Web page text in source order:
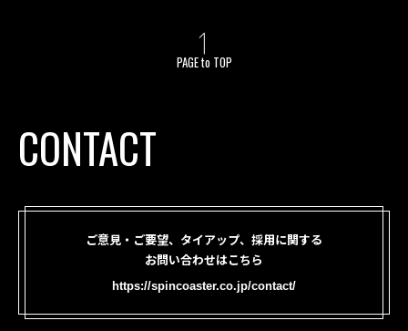
PAGE to TOP
CONTACT
ご意見・ご要望、タイアップ、採用に関する
お問い合わせはこちら
https://spincoaster.co.jp/contact/